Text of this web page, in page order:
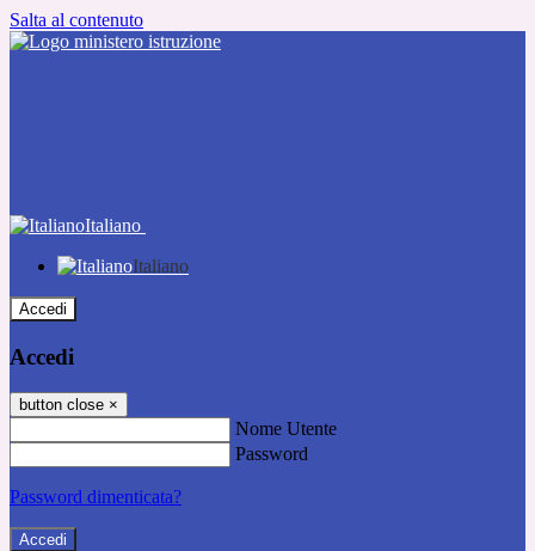
Salta al contenuto
Italiano
Italiano
Accedi
Accedi
button close ×
Nome Utente
Password
Password dimenticata?